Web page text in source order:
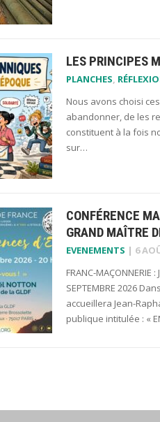
LES PRINCIPES
PLANCHES,
Nous avons choisi
abandonner, de les
constituent à la fois
sur…
CONFÉRENCE
GRAND MAÎTRE
EVENEMENTS | 6
FRANC-MAÇONNERIE :
SEPTEMBRE 2026
accueillera Jean-
publique intitulée : «